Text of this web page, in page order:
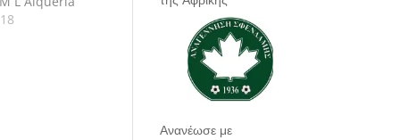
Βαλένθια
50-
Ανανέωσε με